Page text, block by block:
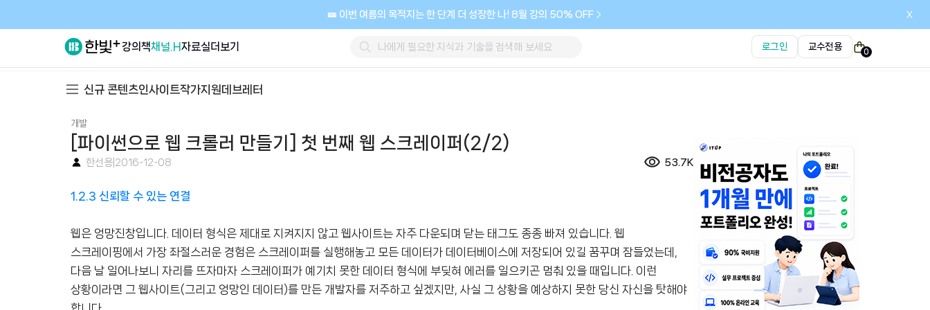
🎫 이번 여름의 목적지는 한 단계 더 성장한 나! 8월 강의 50% OFF x
강의책채널.H자료실더보기 로그인 교수전용
0
신규 콘텐츠인사이트작가지원데브레터
개발
[파이썬으로 웹 크롤러 만들기] 첫 번째 웹 스크레이퍼(2/2)
한선용| 2016-12-08 53.7K
1.2.3 신뢰할 수 있는 연결
웹은 엉망진창입니다. 데이터 형식은 제대로 지켜지지 않고 웹사이트는 자주 다운되며 닫는 태그도 종종 빠져 있습니다. 웹
스크레이핑에서 가장 좌절스러운 경험은 스크레이퍼를 실행해놓고 모든 데이터가 데이터베이스에 저장되어 있길 꿈꾸며 잠들었는데,
다음 날 일어나보니 자리를 뜨자마자 스크레이퍼가 예기치 못한 데이터 형식에 부딪혀 에러를 일으키곤 멈춰 있을 때입니다. 이런
상황이라면 그 웹사이트(그리고 엉망인 데이터)를 만든 개발자를 저주하고 싶겠지만, 사실 그 상황을 예상하지 못한 당신 자신을 탓해야